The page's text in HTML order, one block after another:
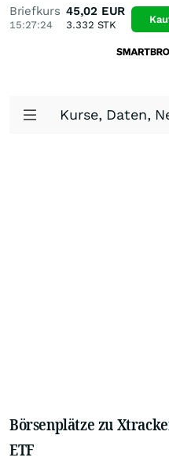
Briefkurs
15:27:24
45,02 EUR
3.332 STK
Kurse, Daten,
Börsenplätze zu
ETF